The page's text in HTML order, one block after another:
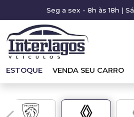
Seg a sex - 8h às 18h |
ESTOQUE VENDA SEU CARRO